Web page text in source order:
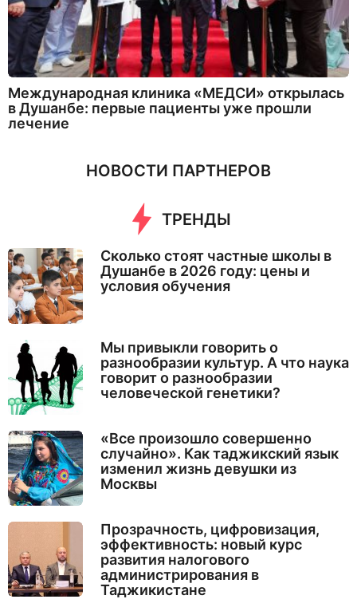
Международная клиника «МЕДСИ» открылась
в Душанбе: первые пациенты уже прошли
лечение
НОВОСТИ ПАРТНЕРОВ
ТРЕНДЫ
Сколько стоят частные школы в
Душанбе в 2026 году: цены и
условия обучения
Мы привыкли говорить о
разнообразии культур. А что наука
говорит о разнообразии
человеческой генетики?
«Все произошло совершенно
случайно». Как таджикский язык
изменил жизнь девушки из
Москвы
Прозрачность, цифровизация,
эффективность: новый курс
развития налогового
администрирования в
Таджикистане